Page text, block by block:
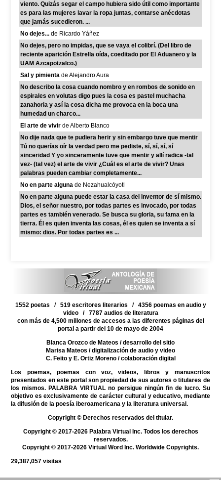
viento. Quizás segar el campo hubiera sido útil como importante
es para las mujeres lavar la ropa juntas, contarse anécdotas
que jamás sucedieron. ...
No dejes... de Ricardo Yáñez
No dejes, pero no impidas, que se vaya el colibrí. (Del libro de
reciente aparición Estrella oída, coeditado por El Aduanero y la
UAM Azcapotzalco.)
Sal y pimienta de Alejandro Aura
No describo la cosa cuando nombro y en rombos de sonido en
espirales en volutas digo pues la cosa es pastel muchacha
zanahoria y así la cosa dicha me provoca en la boca una
humedad un charco...
El arte de vivir de Alberto Blanco
No dije nada que te pudiera herir y sin embargo tuve que mentir
Tú no querías oír la verdad pero me pediste, sí, sí, sí, sí
sinceridad Y yo sinceramente tuve que mentir y allí radica -tal
vez- (tal vez) el arte de vivir ¿Cuál es el arte de vivir? Unas
palabras pueden cambiar completamente...
No en parte alguna de Nezahualcóyotl
No en parte alguna puede estar la casa del inventor de sí mismo.
Dios, el señor nuestro, por todas partes es invocado, por todas
partes es también venerado. Se busca su gloria, su fama en la
tierra. Él es quien inventa las cosas, él es quien se inventa a sí
mismo: dios. Por todas partes es ...
1552 poetas / 519 escritores literarios / 4356 poemas en audio y
video / 7787 audios de literatura
con más de 4,500 millones de accesos a las diferentes páginas del
portal a partir del 10 de mayo de 2004
Blanca Orozco de Mateos / desarrollo del sitio
Marisa Mateos / digitalización de audio y video
C. Feito y E. Ortiz Moreno/ colaboración digital
Los poemas, poemas con voz, videos, libros y manuscritos
presentados en este portal son propiedad de sus autores o titulares de
los mismos. PALABRA VIRTUAL no persigue ningún fin de lucro. Su
objetivo es exclusivamente de carácter cultural y educativo, mediante
la difusión de la poesía iberoamericana y la literatura universal.
Copyright © Derechos reservados del titular.
Copyright © 2017-2026 Palabra Virtual Inc. Todos los derechos
reservados.
Copyright © 2017-2026 Virtual Word Inc. Worldwide Copyrights.
29,387,057 visitas